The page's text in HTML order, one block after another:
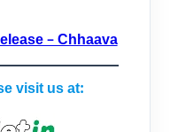
– Chhaava
visit us at: